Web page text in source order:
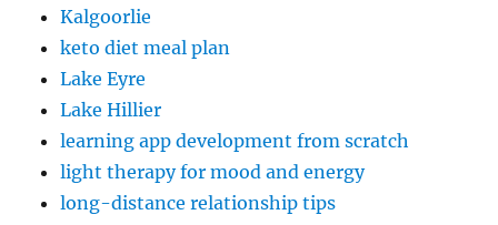
Kalgoorlie
keto diet meal plan
Lake Eyre
Lake Hillier
learning app development from scratch
light therapy for mood and energy
long-distance relationship tips